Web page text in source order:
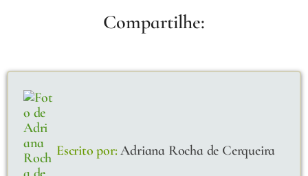
Compartilhe:
Escrito por: Adriana Rocha de Cerqueira